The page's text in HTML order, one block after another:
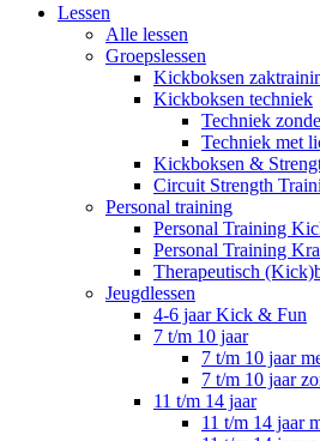
Lessen
Alle lessen
Groepslessen
Kickboksen
Kickboksen techniek
Techniek
Techniek met
Kickboksen &
Circuit Strength
Personal training
Personal Training
Personal Training
Therapeutisch
Jeugdlessen
4-6 jaar Kick & Fun
7 t/m 10 jaar
7 t/m 10 jaar
7 t/m 10 jaar
11 t/m 14 jaar
11 t/m 14 jaar